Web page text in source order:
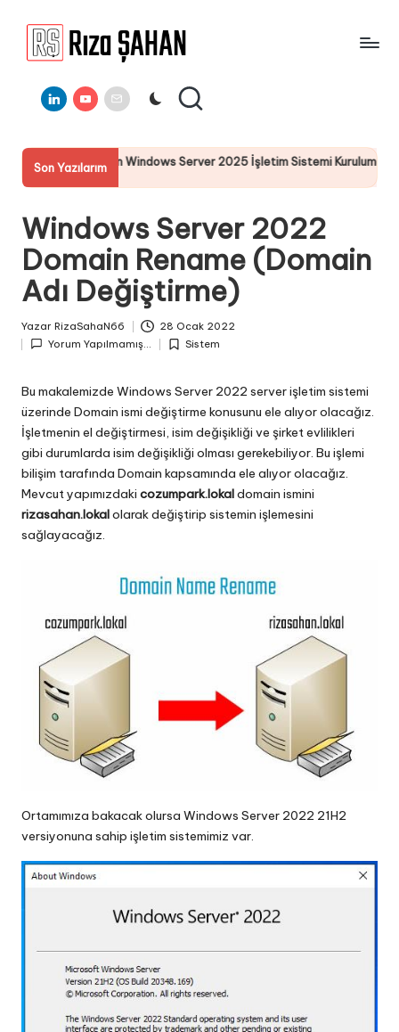
a
Ş
A
H
A
N
Bilgi
Paylaşım
LinkedinYoutube
E-
Mail
Son Yazılarım
Server 2025 İşletim Sistemi Kurulumu Server 2025
19 Temmuz 2025
Windows Server 2022
Domain Rename (Domain
Adı Değiştirme)
by
Yazar RizaSahaN66
28 Ocak 2022
Yorum Yapılmamış...
Posted
Sistem
Bu makalemizde Windows Server 2022 server işletim sistemi
üzerinde Domain ismi değiştirme konusunu ele alıyor olacağız.
İşletmenin el değiştirmesi, isim değişikliği ve şirket evlilikleri
gibi durumlarda isim değişikliği olması gerekebiliyor. Bu işlemi
bilişim tarafında Domain kapsamında ele alıyor olacağız.
Mevcut yapımızdaki cozumpark.lokaldomain ismini
rizasahan.lokalolarak değiştirip sistemin işlemesini
sağlayacağız.
Ortamımıza bakacak olursa Windows Server 2022 21H2
versiyonuna sahip işletim sistemimiz var.